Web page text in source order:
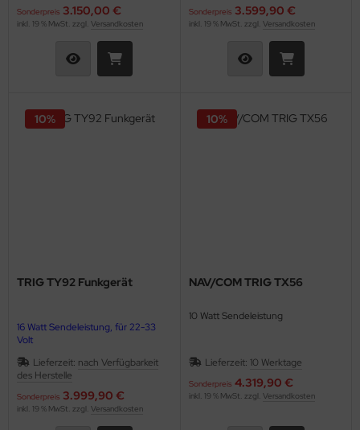
Sonderpreis 3.150,00 €
inkl. 19 % MwSt. zzgl. Versandkosten
Sonderpreis 3.599,90 €
inkl. 19 % MwSt. zzgl. Versandkosten
TRIG TY92 Funkgerät
16 Watt Sendeleistung, für 22-33
Volt
kurzfristig lieferbar!
Lieferzeit: nach Verfügbarkeit
des Herstelle
Sonderpreis 3.999,90 €
10%
inkl. 19 % MwSt. zzgl. Versandkosten
NAV/COM TRIG TX56
10 Watt Sendeleistung
Lieferzeit: 10 Werktage
Sonderpreis 4.319,90 €
10%
inkl. 19 % MwSt. zzgl. Versandkosten